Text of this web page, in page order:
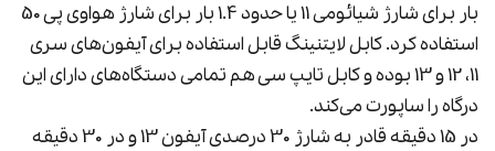
بار برای شارژ شیائومی 11 یا حدود 1.4 بار برای شارژ هواوی پی 50
استفاده کرد. کابل لایتنینگ قابل استفاده برای آیفون‌های سری
11، 12 و 13 بوده و کابل تایپ سی هم تمامی دستگاه‌های دارای این
درگاه را ساپورت می‌کند.
در 15 دقیقه قادر به شارژ 30 درصدی آیفون 13 و در 30 دقیقه